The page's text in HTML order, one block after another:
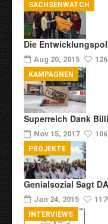
Die
Aug 20, 2015
SACHSENWATCH
Superreich Dank
Nov 15, 2017
KAMPAGNEN
Genialsozial Sagt
Jan 24, 2015
PROJEKTE
INTERVIEWS